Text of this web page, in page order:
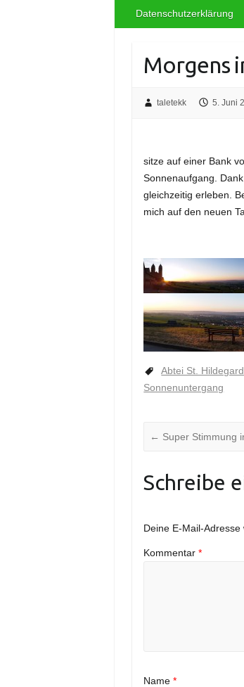
Datenschutzerklärung
Morgens
taletekk 5. Juni
sitze auf einer Bank
Sonnenaufgang.
gleichzeitig erleben.
mich auf den neuen
Abtei St. Hildegard
Sonnenuntergang
← Super Stimmung
Schreibe
Deine E-Mail-Adresse
Kommentar*
Name*